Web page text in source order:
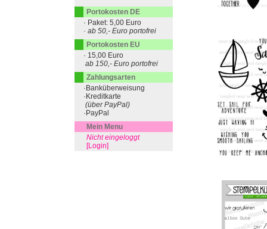
Portokosten DE
· Paket: 5,00 Euro
· ab 50,- Euro portofrei
Portokosten EU
· 15,00 Euro
ab 150,- Euro portofrei
Zahlungsarten
·Banküberweisung
·Kreditkarte
(über PayPal)
·PayPal
Mein Menu
Nicht eingeloggt
[Login]